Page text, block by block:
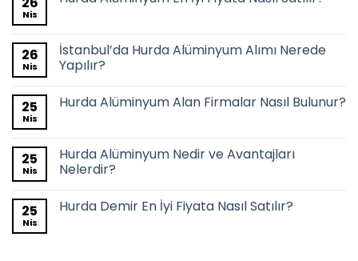
Nis
26
Nis
İstanbul’da Hurda Alüminyum Alımı Nerede
Yapılır?
25
Nis
Hurda Alüminyum Alan Firmalar Nasıl Bulunur?
25
Nis
Hurda Alüminyum Nedir ve Avantajları
Nelerdir?
25
Nis
Hurda Demir En İyi Fiyata Nasıl Satılır?